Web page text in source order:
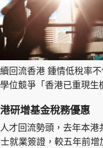
回流香港 鍾情低稅率
位競爭「香港已重現生
研增基金稅務優惠
才回流勢頭，去年本港
就業簽證，較五年前增